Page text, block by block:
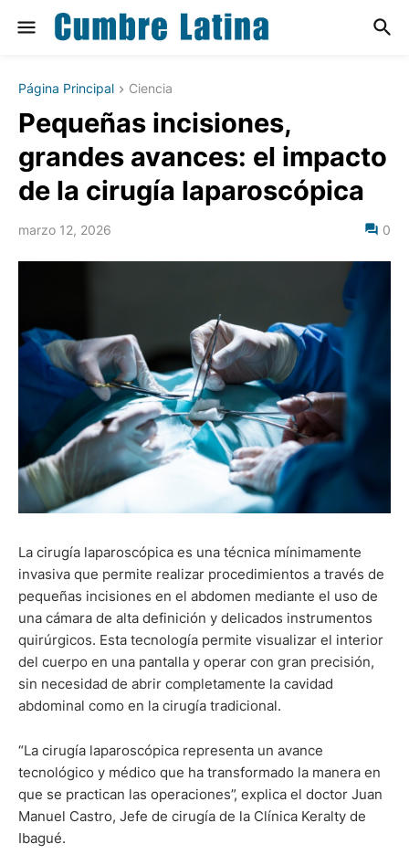
Página Principal Ciencia
Pequeñas incisiones,
grandes avances: el impacto
de la cirugía laparoscópica
marzo 12, 2026 0
La cirugía laparoscópica es una técnica mínimamente
invasiva que permite realizar procedimientos a través de
pequeñas incisiones en el abdomen mediante el uso de
una cámara de alta definición y delicados instrumentos
quirúrgicos. Esta tecnología permite visualizar el interior
del cuerpo en una pantalla y operar con gran precisión,
sin necesidad de abrir completamente la cavidad
abdominal como en la cirugía tradicional.
“La cirugía laparoscópica representa un avance
tecnológico y médico que ha transformado la manera en
que se practican las operaciones”, explica el doctor Juan
Manuel Castro, Jefe de cirugía de la Clínica Keralty de
Ibagué.